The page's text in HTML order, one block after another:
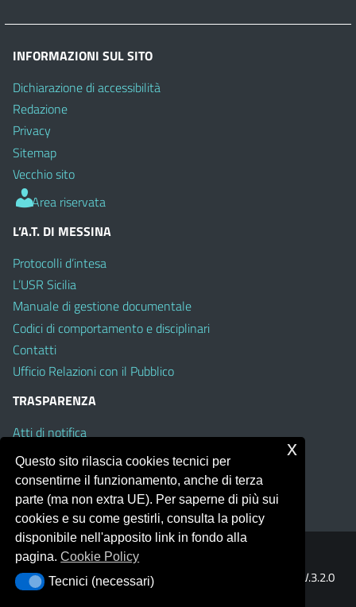
INFORMAZIONI SUL SITO
Dichiarazione di accessibilità
Redazione
Privacy
Sitemap
Vecchio sito
Area riservata
L’A.T. DI MESSINA
Protocolli d’intesa
L’USR Sicilia
Manuale di gestione documentale
Codici di comportamento e disciplinari
Contatti
Ufficio Relazioni con il Pubblico
TRASPARENZA
Atti di notifica
Albo on line
Amministrazione Trasparente
Obiettivi di Accessibilità
Portale realizzato con la piattaforma
Template Italia configurato sul tema accessibile
V.3.2.0
(Mizar)
Questo sito rilascia cookies tecnici per
consentirne il funzionamento, anche di terza
parte (ma non extra UE). Per saperne di più sui
cookies e su come gestirli, consulta la policy
disponibile nell'apposito link in fondo alla
pagina.Cookie Policy
Tecnici (necessari)
Tecnici (necessari)
x